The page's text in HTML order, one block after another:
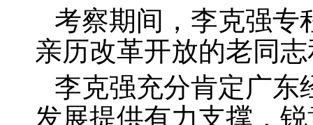
考察期间，李克强专
亲历改革开放的老同
李克强充分肯定广东
发展提供有力支撑，